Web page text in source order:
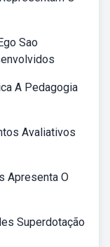
Sao
A Pedagogia
Avaliativos
Apresenta O
Superdotação